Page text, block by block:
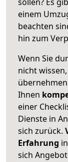
einem
beachten
hin zum
Wenn Sie
nicht
Ihnen
einer
Dienste in
sich zurück.
Erfahrung
sich